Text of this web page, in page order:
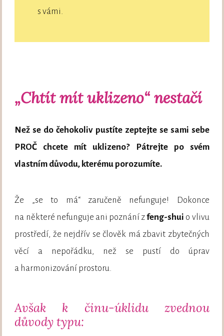
s vámi.
„Chtít mít uklizeno“ nestačí
Než se do čehokoliv pustíte zeptejte se sami sebe
PROČ chcete mít uklizeno? Pátrejte po svém
vlastním důvodu, kterému porozumíte.
Že „se to má“ zaručeně nefunguje! Dokonce
na některé nefunguje ani poznání zfeng-shui o vlivu
prostředí, že nejdřív se člověk má zbavit zbytečných
věcí a nepořádku, než se pustí do úprav
a harmonizování prostoru.
Avšak k činu-úklidu zvednou
důvody typu: